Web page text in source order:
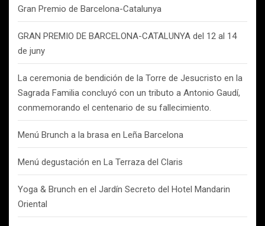
Gran Premio de Barcelona-Catalunya
GRAN PREMIO DE BARCELONA-CATALUNYA del 12 al 14
de juny
La ceremonia de bendición de la Torre de Jesucristo en la
Sagrada Familia concluyó con un tributo a Antonio Gaudí,
conmemorando el centenario de su fallecimiento.
Menú Brunch a la brasa en Leña Barcelona
Menú degustación en La Terraza del Claris
Yoga & Brunch en el Jardín Secreto del Hotel Mandarin
Oriental